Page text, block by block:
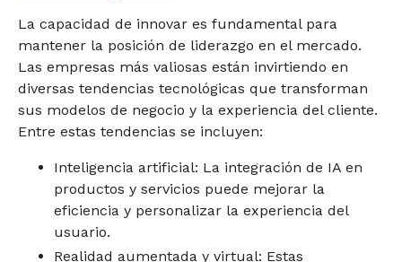
La capacidad de innovar es fundamental para
mantener la posición de liderazgo en el mercado.
Las empresas más valiosas están invirtiendo en
diversas tendencias tecnológicas que transforman
sus modelos de negocio y la experiencia del cliente.
Entre estas tendencias se incluyen:
Inteligencia artificial: La integración de IA en
productos y servicios puede mejorar la
eficiencia y personalizar la experiencia del
usuario.
Realidad aumentada y virtual: Estas